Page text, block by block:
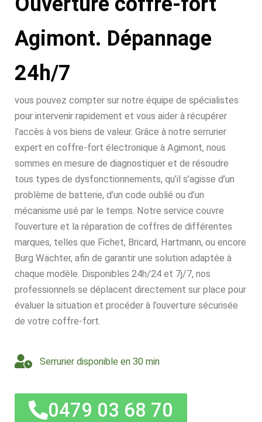
Agimont. Dépannage
24h/7
vous pouvez compter sur notre équipe de spécialistes
pour intervenir rapidement et vous aider à récupérer
l’accès à vos biens de valeur. Grâce à notre serrurier
expert en coffre-fort électronique à Agimont, nous
sommes en mesure de diagnostiquer et de résoudre
tous types de dysfonctionnements, qu’il s’agisse d’un
problème de batterie, d’un code oublié ou d’un
mécanisme usé par le temps. Notre service couvre
l’ouverture et la réparation de coffres de différentes
marques, telles que Fichet, Bricard, Hartmann, ou encore
Burg Wächter, afin de garantir une solution adaptée à
chaque modèle. Disponibles 24h/24 et 7j/7, nos
professionnels se déplacent directement sur place pour
évaluer la situation et procéder à l’ouverture sécurisée
de votre coffre-fort.
Serrurier disponible en 30 min
0479 03 68 70